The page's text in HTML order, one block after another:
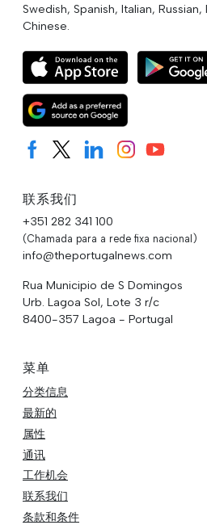
Swedish, Spanish, Italian,
Chinese.
联系我们
+351 282 341 100
(Chamada para a rede fixa nacional)
info@theportugalnews.com
Rua Municipio de S Domingos
Urb. Lagoa Sol, Lote 3 r/c
8400-357 Lagoa - Portugal
菜单
分类信息
最新的
属性
通讯
工作机会
联系我们
条款和条件